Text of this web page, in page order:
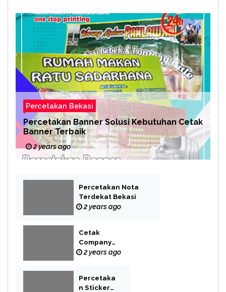
Percetakan Bekasi
Percetakan Banner Solusi Kebutuhan Cetak
Banner Terbaik
2 years ago
Percetakan Nota
Terdekat Bekasi
2 years ago
Cetak
Company
Profile Bekasi
2 years ago
Percetaka
n Sticker